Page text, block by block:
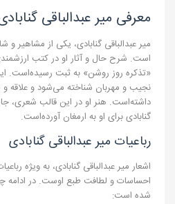
معرفی میر عبدالباقی
میر عبدالباقی گنابادی، یکی از مشاهیر و
است. شرح حال و آثار او در کتب
«تذکره روز روشن» به ثبت رسیده‌است.
نجیب و مهربان شناخته می‌شود و علاقه
داشته‌است. هنر او در این قالب شعری،
گنابادی برای او به ارمغان آورده‌است.
رباعیات میر عبدالباقی گنابادی
اشعار میر عبدالباقی گنابادی، به ویژه
احساسات و لطافت طبع اوست. در ادامه
شده است: